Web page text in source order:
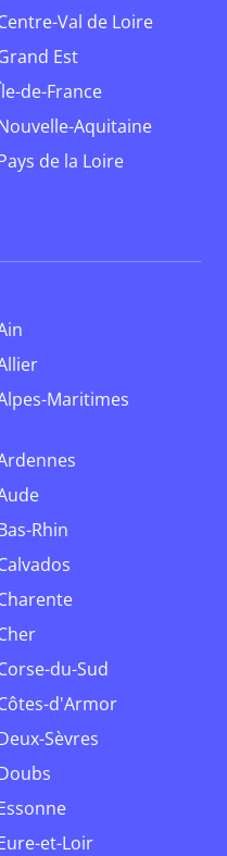
Centre-Val de Loire
Grand Est
Île-de-France
Nouvelle-Aquitaine
Pays de la Loire
Ain
Allier
Alpes-Maritimes
Ardennes
Aude
Bas-Rhin
Calvados
Charente
Cher
Corse-du-Sud
Côtes-d'Armor
Deux-Sèvres
Doubs
Essonne
Eure-et-Loir